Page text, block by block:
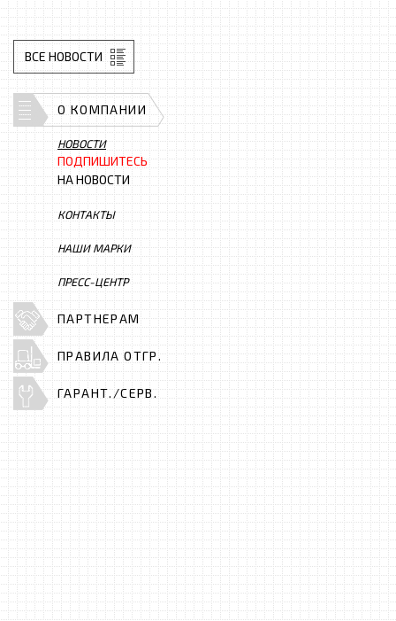
ВСЕ НОВОСТИ
О КОМПАНИИ
НОВОСТИ
ПОДПИШИТЕСЬ
НА НОВОСТИ
КОНТАКТЫ
НАШИ МАРКИ
ПРЕСС-ЦЕНТР
ПАРТНЕРАМ
ПРАВИЛА ОТГР.
ГАРАНТ./СЕРВ.